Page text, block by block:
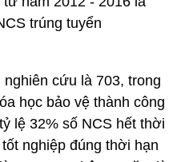
trúng tuyển
cứu là 703, trong
học bảo vệ thành công
lệ 32% số NCS hết thời
nghiệp đúng thời hạn